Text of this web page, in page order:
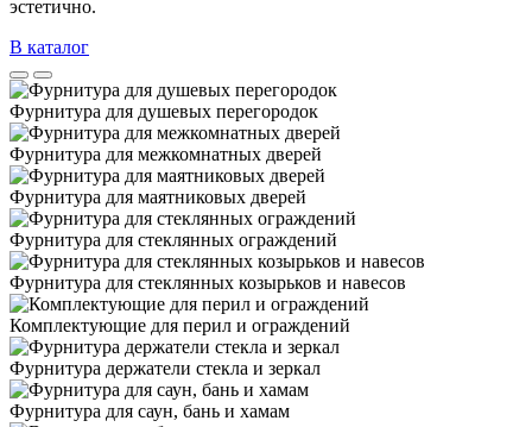
эстетично.
В каталог
Фурнитура для душевых перегородок
Фурнитура для межкомнатных дверей
Фурнитура для маятниковых дверей
Фурнитура для стеклянных ограждений
Фурнитура для стеклянных козырьков и навесов
Комплектующие для перил и ограждений
Фурнитура держатели стекла и зеркал
Фурнитура для саун, бань и хамам